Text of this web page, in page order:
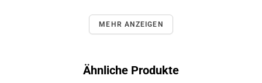
MEHR ANZEIGEN
Ähnliche Produkte